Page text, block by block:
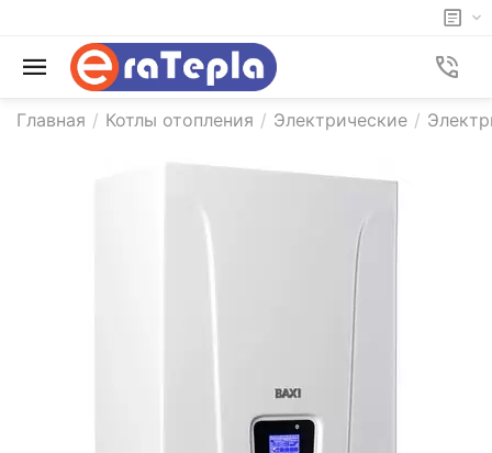
Главная / Котлы отопления / Электрические /